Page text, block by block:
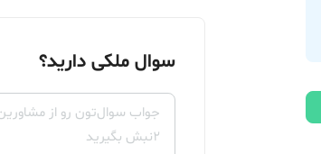
سوال ملکی دارید؟